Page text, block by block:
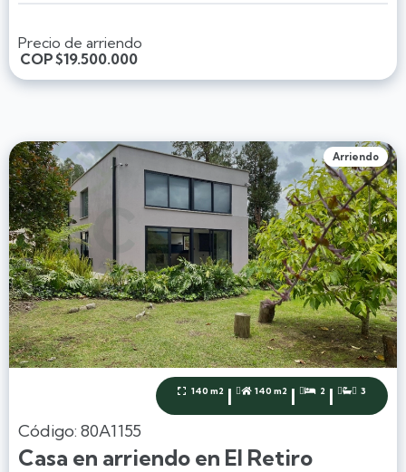
Precio de arriendo
COP$19.500.000
Arriendo
 140 m2 |  140 m2 |  2 |  3
Código: 80A1155
Casa en arriendo en El Retiro